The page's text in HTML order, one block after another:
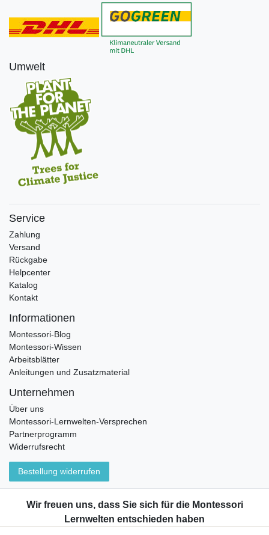
Umwelt
Service
Zahlung
Versand
Rückgabe
Helpcenter
Katalog
Kontakt
Informationen
Montessori-Blog
Montessori-Wissen
Arbeitsblätter
Anleitungen und Zusatzmaterial
Unternehmen
Über uns
Montessori-Lernwelten-Versprechen
Partnerprogramm
Widerrufsrecht
Bestellung widerrufen
Datenschutzerklärung